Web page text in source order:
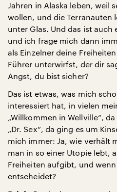
Jahren in Alaska leben, weil
wollen, und die Terranauten
unter Glas. Und das ist auch
und ich frage mich dann
als Einzelner deine
Führer unterwirfst, der dir
Angst, du bist sicher?
Das ist etwas, was mich
interessiert hat, in vielen
„Willkommen in Wellville“,
„Dr. Sex“, da ging es um
mich immer: Ja, wie verhält
man in so einer Utopie lebt,
Freiheiten aufgibt, und
entscheidet?